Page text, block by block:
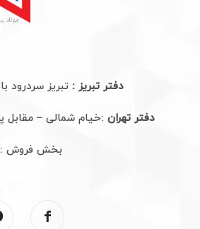
دفتر تبریز : تبریز سردرود
دفتر تهران :خیام شمالی – مقابل
بخش فروش